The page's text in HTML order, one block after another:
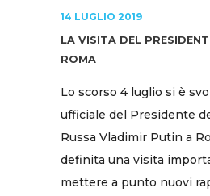
14 LUGLIO 2019
LA VISITA DEL
ROMA
Lo scorso 4 luglio si è
ufficiale del Presidente
Russa Vladimir Putin a
definita una visita
mettere a punto nuovi